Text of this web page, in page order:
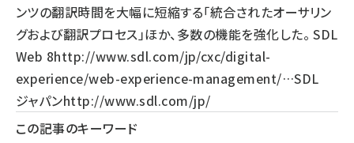
ンツの翻訳時間を大幅に短縮する「統合されたオーサリン
グおよび翻訳プロセス」ほか、多数の機能を強化した。 SDL
Web 8http://www.sdl.com/jp/cxc/digital-
experience/web-experience-management/…SDL
ジャパンhttp://www.sdl.com/jp/
この記事のキーワード